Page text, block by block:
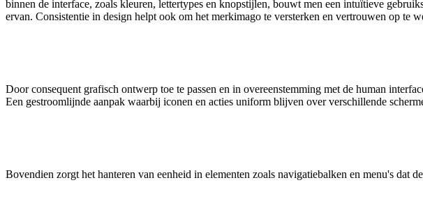
binnen de interface, zoals kleuren, lettertypes en knopstijlen, bouwt men een intuïtieve
ervan. Consistentie in design helpt ook om het merkimago te versterken en vertrouwen op te
Door consequent grafisch ontwerp toe te passen en in overeenstemming met de human
Een gestroomlijnde aanpak waarbij iconen en acties uniform blijven over verschillende
Bovendien zorgt het hanteren van eenheid in elementen zoals navigatiebalken en menu's